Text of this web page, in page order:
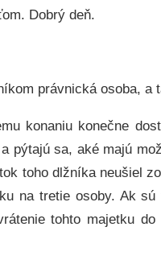
Dobrý deň.
právnická osoba, a
konaniu konečne
pýtajú sa, aké majú
toho dlžníka neušiel
na tretie osoby. Ak
tohto majetku